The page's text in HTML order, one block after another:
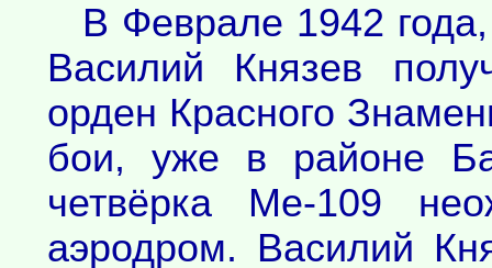
В Феврале 1942
Василий Князев
орден Красного
бои, уже в районе
четвёрка Ме-109
аэродром. Василий